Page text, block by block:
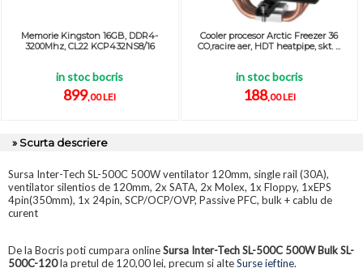
Memorie Kingston 16GB, DDR4-
3200Mhz, CL22 KCP432NS8/16
in stoc bocris
899,00 LEI
Cooler procesor Arctic Freezer 36
CO,racire aer, HDT heatpipe, skt. ...
in stoc bocris
188,00 LEI
» Scurta descriere
Sursa Inter-Tech SL-500C 500W ventilator 120mm, single rail (30A),
ventilator silentios de 120mm, 2x SATA, 2x Molex, 1x Floppy, 1xEPS
4pin(350mm), 1x 24pin, SCP/OCP/OVP, Passive PFC, bulk + cablu de
curent
De la Bocris poti cumpara onlineSursa Inter-Tech SL-500C 500W Bulk SL-
500C-120la pretul de 120,00 lei, precum si alteSurse ieftine.